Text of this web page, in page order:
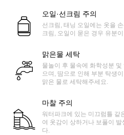
오일·선크림 주의
선크림, 태닝 오일에는 옷을
크림, 오일이 묻은 경우 유분
맑은물 세탁
물놀이 후 물속에 화학성분
으며, 땀으로 인해 부분 탁생
맑은 물로 세탁해주세요.
마찰 주의
워터파크에 있는 미끄럼틀 같
여 옷감이 상하거나 보풀이
다.